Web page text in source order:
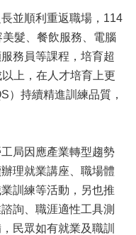
並順利重返職場，114
髮、餐飲服務、電腦
務員等課程，培育超
上，在人才培育上更
）持續精進訓練品質，
局因應產業轉型趨勢
理就業講座、職場體
訓練等活動，另也推
詢、職涯適性工具測
民眾如有就業及職訓